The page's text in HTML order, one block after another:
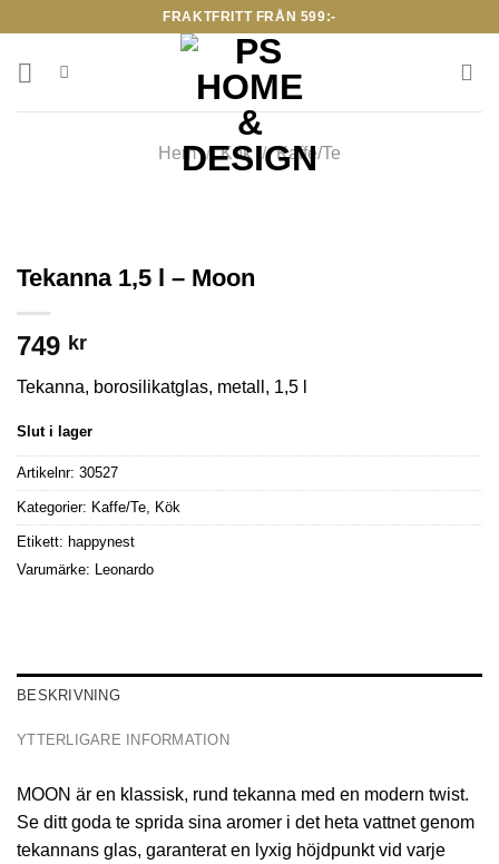
content
FRAKTFRITT FRÅN 599:-
Hem / Kök / Kaffe/Te
Tekanna 1,5 l – Moon
749 kr
Tekanna, borosilikatglas, metall, 1,5 l
Slut i lager
Artikelnr: 30527
Kategorier: Kaffe/Te, Kök
Etikett: happynest
Varumärke: Leonardo
BESKRIVNING
YTTERLIGARE INFORMATION
MOON är en klassisk, rund tekanna med en modern twist.
Se ditt goda te sprida sina aromer i det heta vattnet genom
tekannans glas, garanterat en lyxig höjdpunkt vid varje